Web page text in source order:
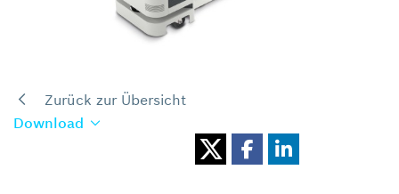
Zurück zur Übersicht
Download